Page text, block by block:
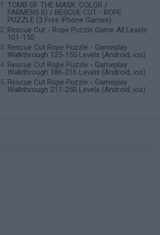
TOMB OF THE MASK: COLOR /
FARMERS.IO / RESCUE CUT - ROPE
PUZZLE (3 Free iPhone Games)
Rescue Cut - Rope Puzzle Game All Levels
101-150
Rescue Cut Rope Puzzle - Gameplay
Walkthrough 125-155 Levels (Android, ios)
Rescue Cut Rope Puzzle - Gameplay
Walkthrough 186-216 Levels (Android, ios)
Rescue Cut Rope Puzzle - Gameplay
Walkthrough 217-250 Levels (Android, ios)